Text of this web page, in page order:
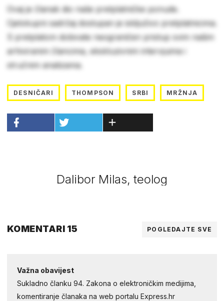
Ovaj je članak dio naše pretplatničke ponude.
Cjelokupni sadržaj dostupan je isključivo pretplatnicima.
S pretplatom dobivate neograničen pristup svim našim
arhiviranim člancima, ekskluzivnim intervjuima i
stručnim analizama.
DESNIČARI THOMPSON SRBI MRŽNJA
Dalibor Milas, teolog
KOMENTARI 15 POGLEDAJTE SVE
Važna obavijest
Sukladno članku 94. Zakona o elektroničkim medijima,
komentiranje članaka na web portalu Express.hr